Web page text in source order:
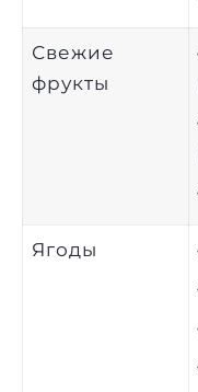
Свежие
фрукты
Ягоды